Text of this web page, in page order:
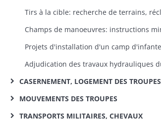
CASERNEMENT, LOGEMENT DES TROUPES
MOUVEMENTS DES TROUPES
TRANSPORTS MILITAIRES, CHEVAUX